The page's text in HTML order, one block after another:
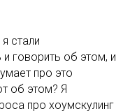
стали
говорить об этом, и
про это
об этом? Я
про хоумскулинг